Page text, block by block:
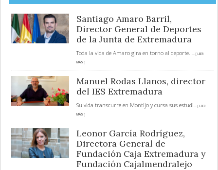
Santiago Amaro Barril,
Director General de Deportes
de la Junta de Extremadura
Toda la vida de Amaro gira en torno al deporte.
... [ LEER
MÁS ]
Manuel Rodas Llanos, director
del IES Extremadura
Su vida transcurre en Montijo y cursa sus estudi... [ LEER
MÁS ]
Leonor García Rodríguez,
Directora General de
Fundación Caja Extremadura y
Fundación Cajalmendralejo